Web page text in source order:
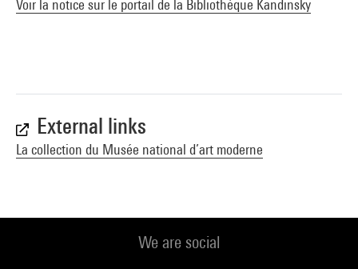
Voir la notice sur le portail de la Bibliothèque Kandinsky
External links
La collection du Musée national d’art moderne
We are social